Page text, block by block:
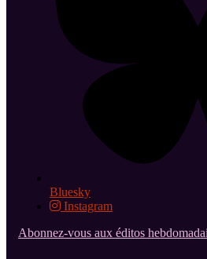
Bluesky
Instagram
Abonnez-vous aux éditos